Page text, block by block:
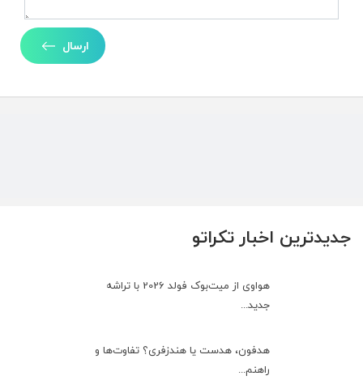
جدیدترین اخبار تکراتو
هواوی از میت‌بوک فولد 2026 با تراشه
جدید...
هدفون، هدست یا هندزفری؟ تفاوت‌ها و
راهنم...
ارسال